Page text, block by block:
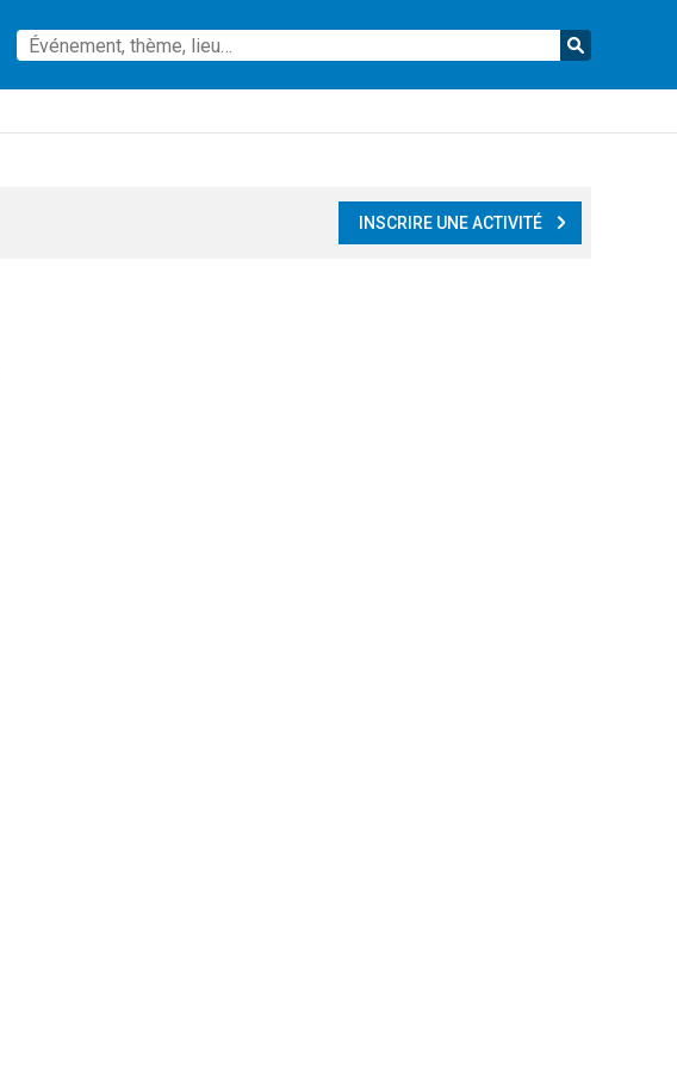
INSCRIRE UNE ACTIVITÉ